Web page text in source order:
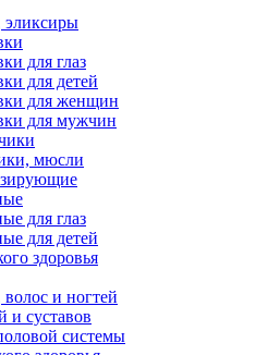
эликсиры
для глаз
для детей
для женщин
для мужчин
мюсли
для глаз
для детей
здоровья
и ногтей
и суставов
системы